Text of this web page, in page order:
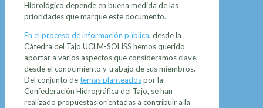
Hidrológico depende en buena medida de las
prioridades que marque este documento.
En el proceso de información pública, desde la
Cátedra del Tajo UCLM-SOLISS hemos querido
aportar a varios aspectos que consideramos clave,
desde el conocimiento y trabajo de sus miembros.
Del conjunto detemas planteadospor la
Confederación Hidrográfica del Tajo, se han
realizado propuestas orientadas a contribuir a la